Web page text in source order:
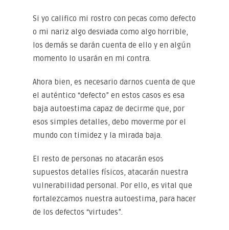
Si yo califico mi rostro con pecas como defecto
o mi nariz algo desviada como algo horrible,
los demás se darán cuenta de ello y en algún
momento lo usarán en mi contra.
Ahora bien, es necesario darnos cuenta de que
el auténtico “defecto” en estos casos es esa
baja autoestima capaz de decirme que, por
esos simples detalles, debo moverme por el
mundo con timidez y la mirada baja.
El resto de personas no atacarán esos
supuestos detalles físicos, atacarán nuestra
vulnerabilidad personal. Por ello, es vital que
fortalezcamos nuestra autoestima, para hacer
de los defectos “virtudes”.